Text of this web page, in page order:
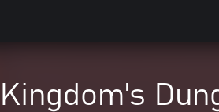
Kingdom's